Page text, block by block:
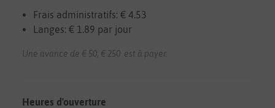
Frais administratifs: € 4.53
Langes: € 1.89 par jour
Une avance de € 50, € 250 est à payer.
Heures d'ouverture